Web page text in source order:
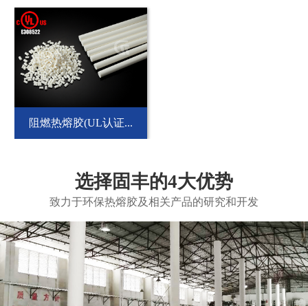
阻燃热熔胶(UL认证...
选择固丰的4大优势
致力于环保热熔胶及相关产品的研究和开发